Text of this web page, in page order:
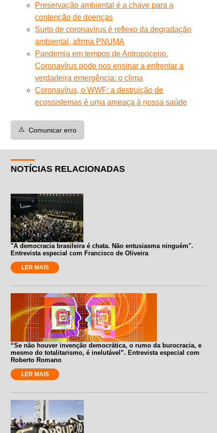
Preservação ambiental é a chave para a
contenção de doenças
Surto de coronavírus é reflexo da degradação
ambiental, afirma PNUMA
Pandemia em tempos de Antropoceno.
Coronavírus pode nos ensinar a enfrentar a
verdadeira emergência: o clima
Coronavírus, o WWF: a destruição de
ecossistemas é uma ameaça à nossa saúde
⚠️ Comunicar erro
NOTÍCIAS RELACIONADAS
"A democracia brasileira é chata. Não entusiasma ninguém".
Entrevista especial com Francisco de Oliveira
LER MAIS
“Se não houver invenção democrática, o rumo da burocracia, e
mesmo do totalitarismo, é inelutável”. Entrevista especial com
Roberto Romano
LER MAIS